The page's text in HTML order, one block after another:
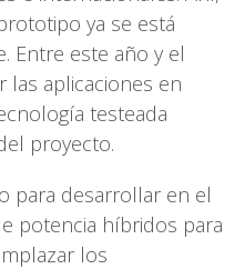
ya se está
Entre este año y el
las aplicaciones en
testeada
proyecto.
para desarrollar en el
potencia híbridos para
los